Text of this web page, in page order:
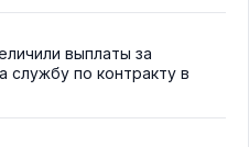
выплаты за
службу по контракту в